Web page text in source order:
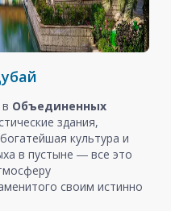
в Объединенных
здания,
культура и
в пустыне ― все это
своим истинно